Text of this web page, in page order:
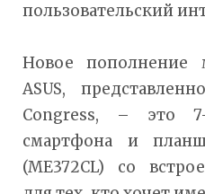
пользовательский
Новое пополнение
ASUS,
Congress, – это
смартфона и
(ME372CL) со